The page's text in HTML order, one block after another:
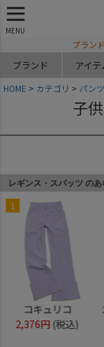
MENU
ブラン
ブランド アイテ
HOME カテゴリ パンツ
子
レギンス・スパッツ の
オーシャン＆グラウン
ド